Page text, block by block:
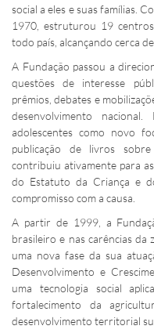
social a eles e suas famílias.
1970, estruturou 19
todo país, alcançando cerca
A Fundação passou a
questões de interesse
prêmios, debates e
desenvolvimento
adolescentes como novo
publicação de livros
contribuiu ativamente para
do Estatuto da Criança e
compromisso com a causa.
A partir de 1999, a
brasileiro e nas carências da
uma nova fase da sua
Desenvolvimento e
uma tecnologia social
fortalecimento da
desenvolvimento territorial